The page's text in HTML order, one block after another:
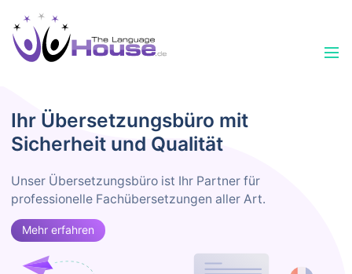
Ihr Übersetzungsbüro mit
Sicherheit und Qualität
Unser Übersetzungsbüro ist Ihr Partner für
professionelle Fachübersetzungen aller Art.
Mehr erfahren